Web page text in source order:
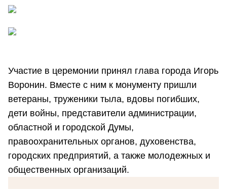
Участие в церемонии принял глава города Игорь
Воронин. Вместе с ним к монументу пришли
ветераны, труженики тыла, вдовы погибших,
дети войны, представители администрации,
областной и городской Думы,
правоохранительных органов, духовенства,
городских предприятий, а также молодежных и
общественных организаций.